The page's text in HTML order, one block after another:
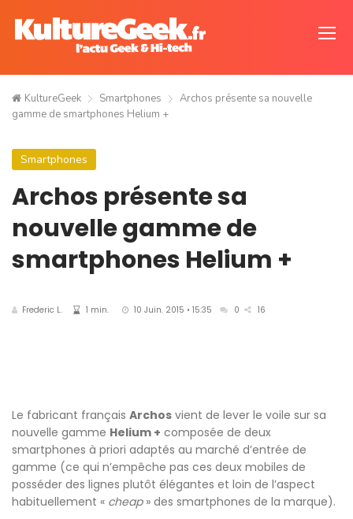
KultureGeek Smartphones
Archos présente sa nouvelle
gamme de smartphones Helium +
Smartphones
Archos présente sa
nouvelle gamme de
smartphones Helium +
Frederic L. 1 min. 10 Juin. 2015 • 15:35 0 16
Le fabricant français Archos vient de lever le voile sur sa
nouvelle gamme Helium + composée de deux
smartphones à priori adaptés au marché d’entrée de
gamme (ce qui n’empêche pas ces deux mobiles de
posséder des lignes plutôt élégantes et loin de l’aspect
habituellement « cheap» des smartphones de la marque).